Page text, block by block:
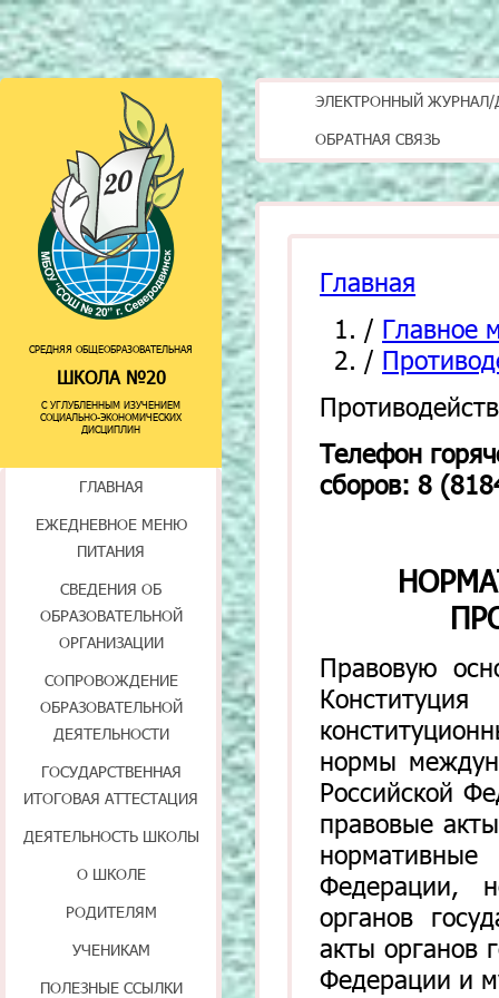
СРЕДНЯЯ ОБЩЕОБРАЗОВАТЕЛЬНАЯ
ШКОЛА №20
С УГЛУБЛЕННЫМ ИЗУЧЕНИЕМ
СОЦИАЛЬНО-ЭКОНОМИЧЕСКИХ
ДИСЦИПЛИН
ГЛАВНАЯ
ЕЖЕДНЕВНОЕ МЕНЮ
ПИТАНИЯ
СВЕДЕНИЯ ОБ
ОБРАЗОВАТЕЛЬНОЙ
ОРГАНИЗАЦИИ
СОПРОВОЖДЕНИЕ
ОБРАЗОВАТЕЛЬНОЙ
ДЕЯТЕЛЬНОСТИ
ГОСУДАРСТВЕННАЯ
ИТОГОВАЯ АТТЕСТАЦИЯ
ДЕЯТЕЛЬНОСТЬ ШКОЛЫ
О ШКОЛЕ
РОДИТЕЛЯМ
УЧЕНИКАМ
ПОЛЕЗНЫЕ ССЫЛКИ
ЭЛЕКТРОННЫЙ ЖУРНАЛ/
ОБРАТНАЯ СВЯЗЬ
Главная
/ Главное
/
Телефон
сборов: 8
Правовую
нормы
Российской
правовые
нормативные
Федерации,
органов
акты органов
Федерации и